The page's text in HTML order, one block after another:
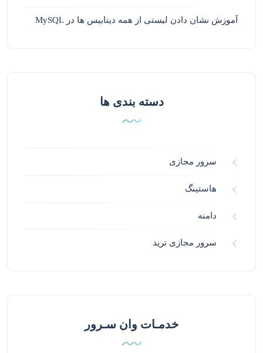
آموزش نشان دادن لیستی از همه دیتابیس ها در MySQL
دسته بندی ها
سرور مجازی
هاستینگ
دامنه
سرور مجازی ترید
خدمـات وان سـرور